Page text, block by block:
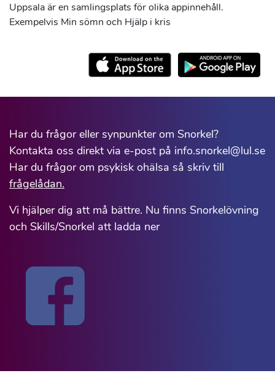
Uppsala är en samlingsplats för olika appinnehåll.
Exempelvis Min sömn och Hjälp i kris
Har du frågor eller synpunkter om Snorkel?
Kontakta oss direkt via e-post på info.snorkel@lul.se
Har du frågor om psykisk ohälsa så skriv till
frågelådan.
Vi hjälper dig att må bättre. Nu finns Snorkelövning
och Skills/Snorkel att ladda ner